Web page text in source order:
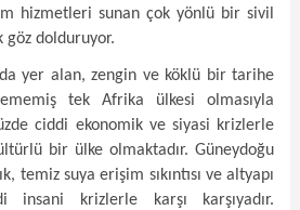
hizmetleri sunan çok yönlü bir sivil
dolduruyor.
yer alan, zengin ve köklü bir tarihe
tek Afrika ülkesi olmasıyla
ciddi ekonomik ve siyasi krizlerle
bir ülke olmaktadır. Güneydoğu
temiz suya erişim sıkıntısı ve altyapı
insani krizlerle karşı karşıyadır.